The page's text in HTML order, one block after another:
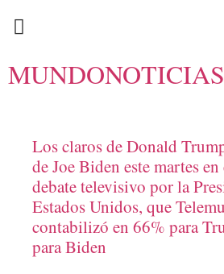
MUNDONOTICIAS
Los claros de Donald
de Joe Biden este martes
debate televisivo por la
Estados Unidos, que
contabilizó en 66% para
para Biden